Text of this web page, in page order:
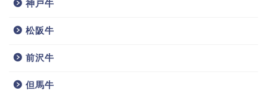
神戸牛
松阪牛
前沢牛
但馬牛